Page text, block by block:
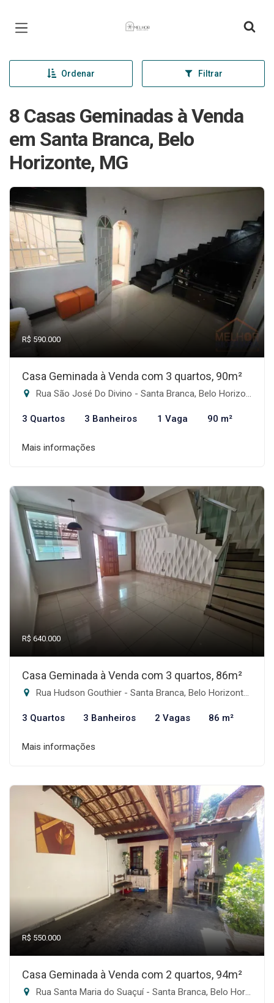
Página inicial
Ordenar Filtrar
8 Casas Geminadas à Venda
em Santa Branca, Belo
Horizonte, MG
R$ 590.000
Casa Geminada à Venda com 3 quartos, 90m²
Rua São José Do Divino - Santa Branca, Belo Horizonte-MG
3 Quartos 3 Banheiros 1 Vaga 90 m²
Mais informações
R$ 640.000
Casa Geminada à Venda com 3 quartos, 86m²
Rua Hudson Gouthier - Santa Branca, Belo Horizonte-MG
3 Quartos 3 Banheiros 2 Vagas 86 m²
Mais informações
R$ 550.000
Casa Geminada à Venda com 2 quartos, 94m²
Rua Santa Maria do Suaçuí - Santa Branca, Belo Horizonte-MG